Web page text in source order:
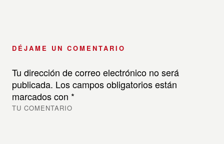
DÉJAME UN COMENTARIO
Tu dirección de correo electrónico no será
publicada. Los campos obligatorios están
marcados con *
TU COMENTARIO